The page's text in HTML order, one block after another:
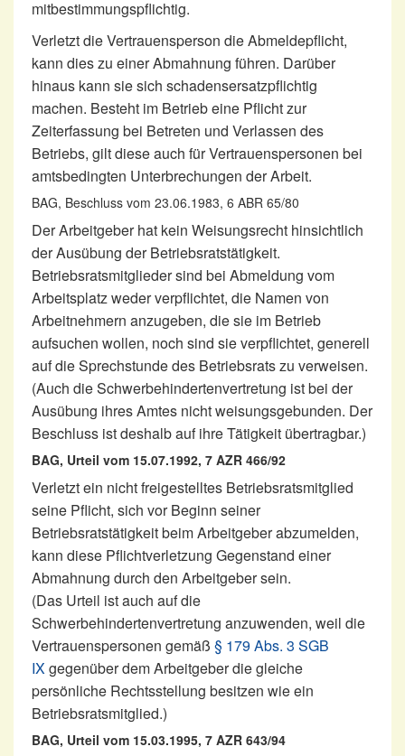
mitbestimmungspflichtig.
Verletzt die Vertrauensperson die Abmeldepflicht,
kann dies zu einer Abmahnung führen. Darüber
hinaus kann sie sich schadensersatzpflichtig
machen. Besteht im Betrieb eine Pflicht zur
Zeiterfassung bei Betreten und Verlassen des
Betriebs, gilt diese auch für Vertrauenspersonen bei
amtsbedingten Unterbrechungen der Arbeit.
BAG, Beschluss vom 23.06.1983, 6 ABR 65/80
Der Arbeitgeber hat kein Weisungsrecht hinsichtlich
der Ausübung der Betriebsratstätigkeit.
Betriebsratsmitglieder sind bei Abmeldung vom
Arbeitsplatz weder verpflichtet, die Namen von
Arbeitnehmern anzugeben, die sie im Betrieb
aufsuchen wollen, noch sind sie verpflichtet, generell
auf die Sprechstunde des Betriebsrats zu verweisen.
(Auch die Schwerbehindertenvertretung ist bei der
Ausübung ihres Amtes nicht weisungsgebunden. Der
Beschluss ist deshalb auf ihre Tätigkeit übertragbar.)
BAG, Urteil vom 15.07.1992, 7 AZR 466/92
Verletzt ein nicht freigestelltes Betriebsratsmitglied
seine Pflicht, sich vor Beginn seiner
Betriebsratstätigkeit beim Arbeitgeber abzumelden,
kann diese Pflichtverletzung Gegenstand einer
Abmahnung durch den Arbeitgeber sein.
(Das Urteil ist auch auf die
Schwerbehindertenvertretung anzuwenden, weil die
Vertrauenspersonen gemäß § 179 Abs. 3 SGB
IXgegenüber dem Arbeitgeber die gleiche
persönliche Rechtsstellung besitzen wie ein
Betriebsratsmitglied.)
BAG, Urteil vom 15.03.1995, 7 AZR 643/94